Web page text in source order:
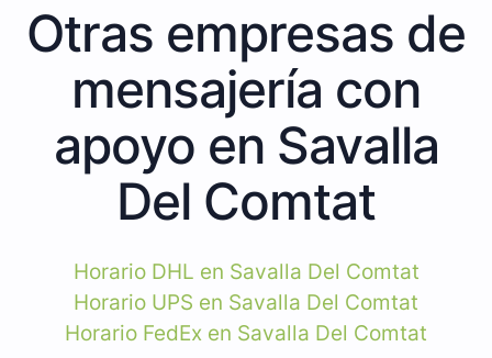
Otras empresas de
mensajería con
apoyo en Savalla
Del Comtat
Horario DHL en Savalla Del Comtat
Horario UPS en Savalla Del Comtat
Horario FedEx en Savalla Del Comtat